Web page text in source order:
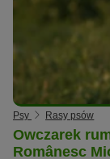
Psy Rasy psów
Owczarek
Românesc